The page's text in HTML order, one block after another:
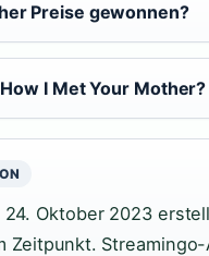
Preise gewonnen?
I Met Your Mother?
Oktober 2023
Zeitpunkt.